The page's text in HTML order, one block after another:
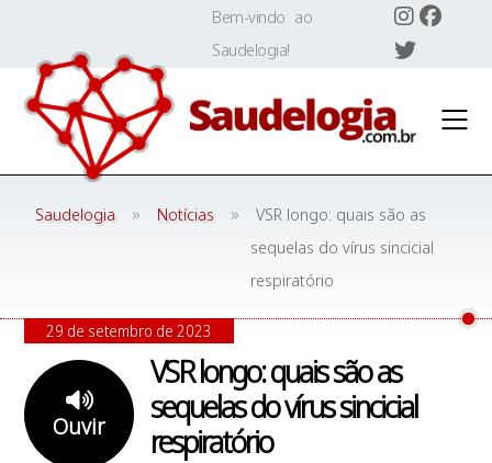
content
Bem-vindo ao
Saudelogia!
Saudelogia » Notícias »
VSR longo: quais são as
sequelas do vírus sincicial
respiratório
VSR longo: quais são as
sequelas do vírus sincicial
respiratório
Ouvir
29 de setembro de 2023